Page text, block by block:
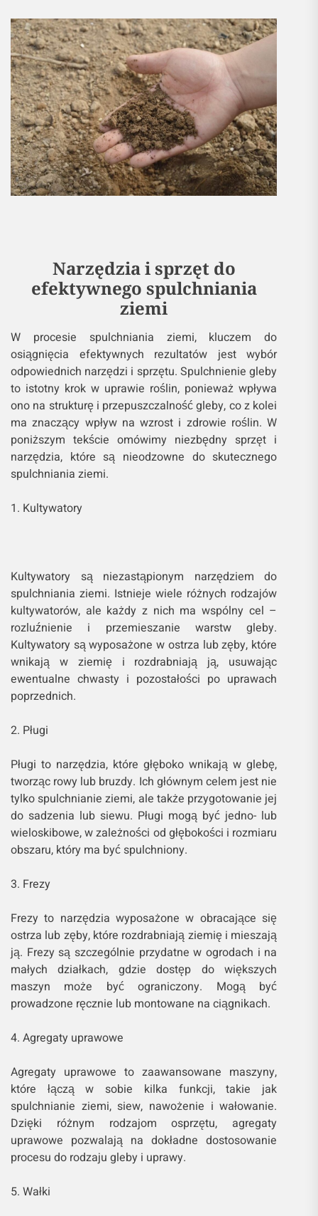
Narzędzia i sprzęt do
efektywnego spulchniania
ziemi
W procesie spulchniania ziemi, kluczem do
osiągnięcia efektywnych rezultatów jest wybór
odpowiednich narzędzi i sprzętu. Spulchnienie gleby
to istotny krok w uprawie roślin, ponieważ wpływa
ono na strukturę i przepuszczalność gleby, co z kolei
ma znaczący wpływ na wzrost i zdrowie roślin. W
poniższym tekście omówimy niezbędny sprzęt i
narzędzia, które są nieodzowne do skutecznego
spulchniania ziemi.
1. Kultywatory
Kultywatory są niezastąpionym narzędziem do
spulchniania ziemi. Istnieje wiele różnych rodzajów
kultywatorów, ale każdy z nich ma wspólny cel –
rozluźnienie i przemieszanie warstw gleby.
Kultywatory są wyposażone w ostrza lub zęby, które
wnikają w ziemię i rozdrabniają ją, usuwając
ewentualne chwasty i pozostałości po uprawach
poprzednich.
2. Pługi
Pługi to narzędzia, które głęboko wnikają w glebę,
tworząc rowy lub bruzdy. Ich głównym celem jest nie
tylko spulchnianie ziemi, ale także przygotowanie jej
do sadzenia lub siewu. Pługi mogą być jedno- lub
wieloskibowe, w zależności od głębokości i rozmiaru
obszaru, który ma być spulchniony.
3. Frezy
Frezy to narzędzia wyposażone w obracające się
ostrza lub zęby, które rozdrabniają ziemię i mieszają
ją. Frezy są szczególnie przydatne w ogrodach i na
małych działkach, gdzie dostęp do większych
maszyn może być ograniczony. Mogą być
prowadzone ręcznie lub montowane na ciągnikach.
4. Agregaty uprawowe
Agregaty uprawowe to zaawansowane maszyny,
które łączą w sobie kilka funkcji, takie jak
spulchnianie ziemi, siew, nawożenie i wałowanie.
Dzięki różnym rodzajom osprzętu, agregaty
uprawowe pozwalają na dokładne dostosowanie
procesu do rodzaju gleby i uprawy.
5. Wałki